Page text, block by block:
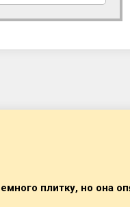
плитку, но она